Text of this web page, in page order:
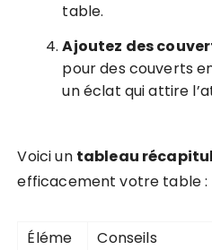
table.
Ajoutez des
pour des couverts
un éclat qui attire
Voici un tableau
efficacement votre table :
Éléme
Conseils